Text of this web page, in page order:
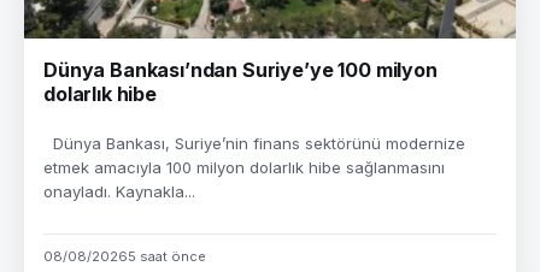
Dünya Bankası’ndan Suriye’ye 100 milyon
dolarlık hibe
Dünya Bankası, Suriye’nin finans sektörünü modernize
etmek amacıyla 100 milyon dolarlık hibe sağlanmasını
onayladı. Kaynakla...
08/08/20265 saat önce